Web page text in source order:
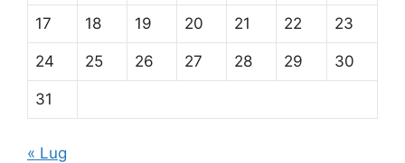
17 18 19 20 21 22 23
24 25 26 27 28 29 30
31
« Lug